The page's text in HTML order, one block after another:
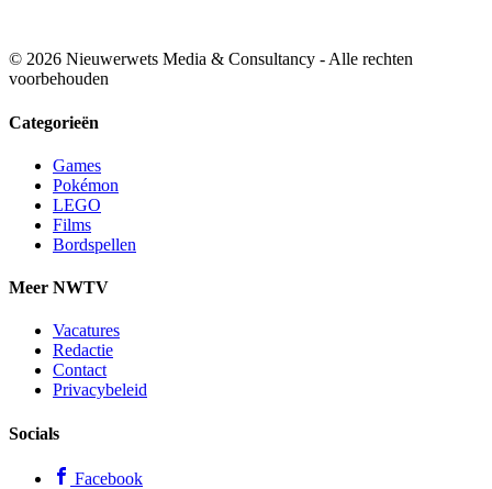
© 2026 Nieuwerwets Media & Consultancy - Alle rechten
voorbehouden
Categorieën
Games
Pokémon
LEGO
Films
Bordspellen
Meer NWTV
Vacatures
Redactie
Contact
Privacybeleid
Socials
Facebook